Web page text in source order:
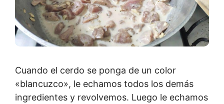
Cuando el cerdo se ponga de un color
«blancuzco», le echamos todos los demás
ingredientes y revolvemos. Luego le echamos